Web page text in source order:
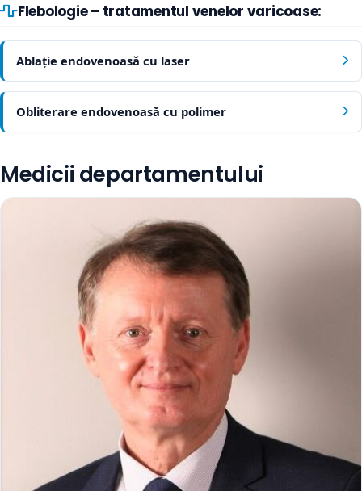
Flebologie – tratamentul venelor varicoase:
Ablație endovenoasă cu laser
Obliterare endovenoasă cu polimer
Medicii departamentului